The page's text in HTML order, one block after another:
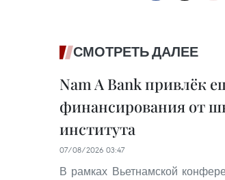
СМОТРЕТЬ ДАЛЕЕ
Nam A Bank привлёк
финансирования от
института
07/08/2026 03:47
В рамках Вьетнамской